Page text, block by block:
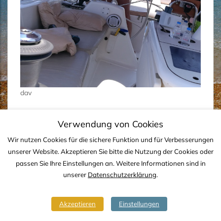
dav
IMPRESSUM DATENSCHUTZ KONTAKT
Copyright © 2020-2026 TJS YACHTING
Verwendung von Cookies
Wir nutzen Cookies für die sichere Funktion und für Verbesserungen
unserer Website. Akzeptieren Sie bitte die Nutzung der Cookies oder
passen Sie Ihre Einstellungen an. Weitere Informationen sind in
unserer Datenschutzerklärung.
Akzeptieren Einstellungen